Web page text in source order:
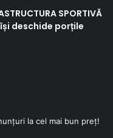
SPORTIVĂ
deschide porțile
la cel mai bun preț!